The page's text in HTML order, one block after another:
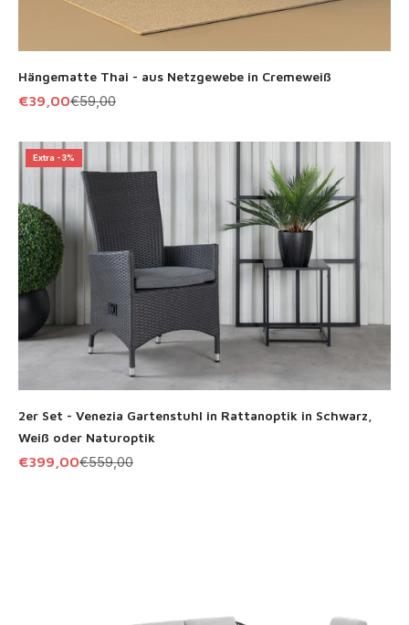
Hängematte Thai - aus Netzgewebe in Cremeweiß
Angebot
€39,00Regulärer Preis
€59,00
Extra -3%
2er Set - Venezia Gartenstuhl in Rattanoptik in Schwarz,
Weiß oder Naturoptik
Angebot
€399,00Regulärer Preis
€559,00